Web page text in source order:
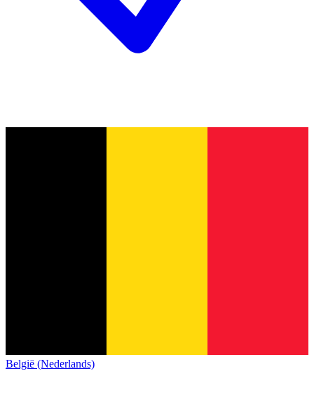
België (Nederlands)